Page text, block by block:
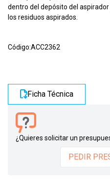
dentro del depósito del
los residuos aspirados.
Código:ACC2362
Ficha Técnica
¿Quieres solicitar un
PEDIR